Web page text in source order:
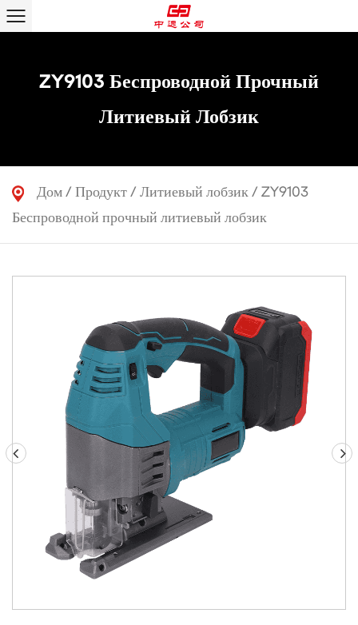
ZY9103 Беспроводной Прочный
Литиевый Лобзик
Дом / Продукт / Литиевый лобзик / ZY9103
Беспроводной прочный литиевый лобзик